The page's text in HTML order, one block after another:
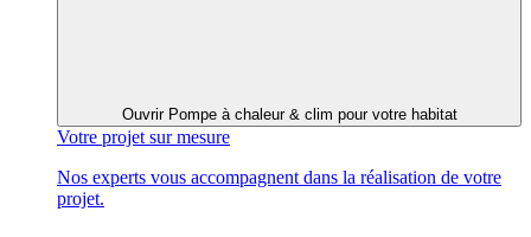
Ouvrir Pompe à chaleur & clim pour votre habitat
Votre projet sur mesure
Nos experts vous accompagnent dans la réalisation de votre
projet.